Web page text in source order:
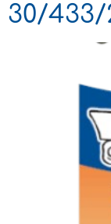
30/433/